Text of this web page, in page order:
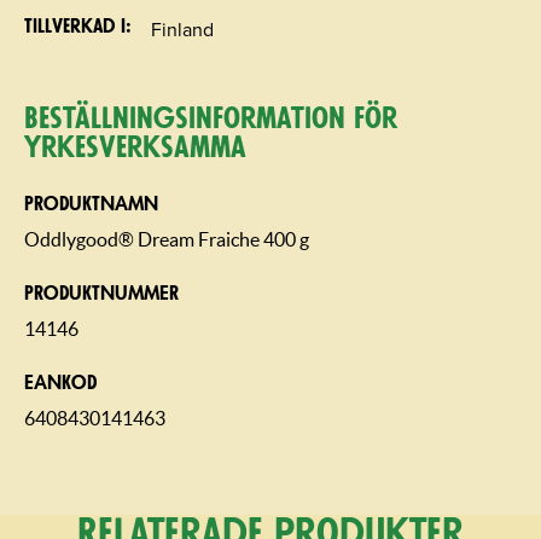
Tillverkad i Finland
Beställning­sin­for­mation för
yrkesverksamma
PRODUKTNAMN
Oddlygood® Dream Fraiche 400 g
PRODUKTNUMMER
14146
EANKOD
6408430141463